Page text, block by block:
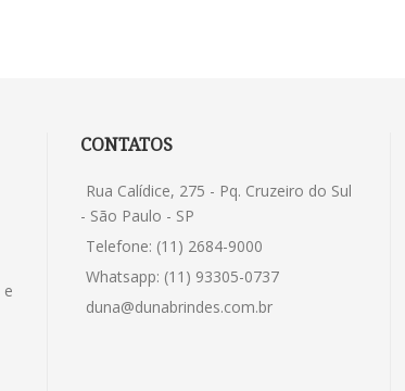
CONTATOS
Rua Calídice, 275 - Pq. Cruzeiro do Sul
- São Paulo - SP
Telefone: (11) 2684-9000
Whatsapp: (11) 93305-0737
duna@dunabrindes.com.br